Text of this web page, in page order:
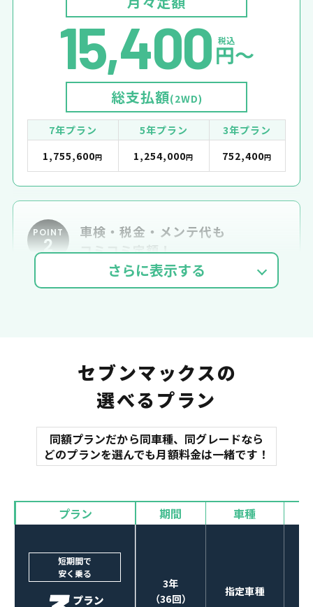
15,400 税込
円〜
総支払額(2WD)
7年プラン 5年プラン
3年プラン
1,755,600円 1,254,000円 752,400円
POINT
2
車検・税金・メンテ代も
コミコミ定額！
オイル交換 諸費用
マット
バイザー
3
オプションも選べる！
セブンマックスの
選べるプラン
同額プランだから同車種、同グレードなら
どのプランを選んでも月額料金は一緒です！
プラン 期間 車種
短期間で
安く乗る
3年
（36回）
指定車種